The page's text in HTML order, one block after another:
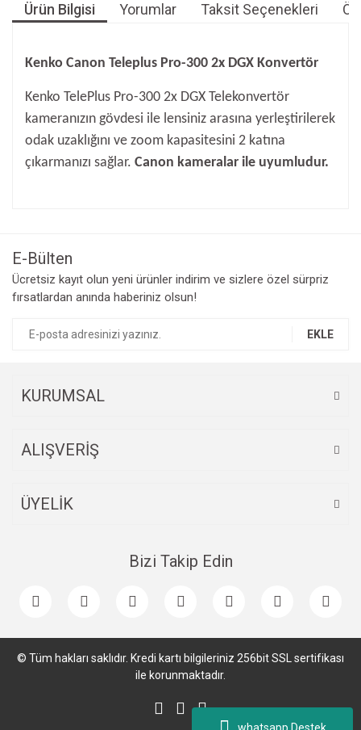
whatsapp Destek
Ürün Bilgisi Yorumlar Taksit Seçenekleri
Kenko Canon Teleplus Pro-300 2x DGX Konvertör
Kenko TelePlus Pro-300 2x DGX Telekonvertör
kameranızın gövdesi ile lensiniz arasına yerleştirilerek
odak uzaklığını ve zoom kapasitesini 2 katına
çıkarmanızı sağlar. Canon kameralar ile uyumludur.
Ürün resmi kalitesiz, bozuk veya görüntülenemiyor.
Ürün açıklamasında eksik bilgiler bulunuyor.
E-Bülten
Ücretsiz kayıt olun yeni ürünler indirim ve sizlere özel sürpriz
fırsatlardan anında haberiniz olsun!
EKLE
KURUMSAL
ALIŞVERİŞ
ÜYELİK
Bizi Takip Edin
© Tüm hakları saklıdır. Kredi kartı bilgileriniz 256bit SSL sertifikası
ile korunmaktadır.